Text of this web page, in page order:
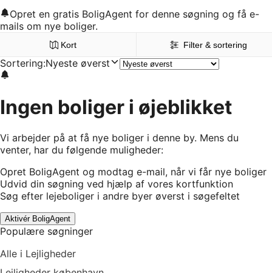
Opret en gratis BoligAgent for denne søgning og få e-
mails om nye boliger.
Kort Filter & sortering
Sortering:Nyeste øverst
Ingen boliger i øjeblikket
Vi arbejder på at få nye boliger i denne by. Mens du
venter, har du følgende muligheder:
Opret BoligAgent og modtag e-mail, når vi får nye boliger
Udvid din søgning ved hjælp af vores kortfunktion
Søg efter lejeboliger i andre byer øverst i søgefeltet
Aktivér BoligAgent
Populære søgninger
Alle i Lejligheder